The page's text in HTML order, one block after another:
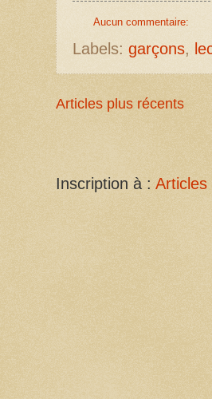
Aucun commentaire:
Labels: garçons,
Articles plus récents
Inscription à : Articles